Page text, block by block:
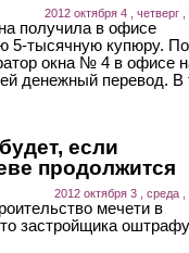
2012 октября 4 , четверг
получила в офисе
5-тысячную купюру.
окна № 4 в офисе
денежный перевод. В
если
продолжится
2012 октября 3 , среда ,
мечети в
застройщика